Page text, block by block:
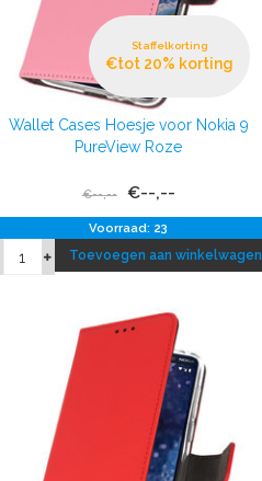
Staffelkorting
€tot 20% korting
Wallet Cases Hoesje voor Nokia 9
PureView Roze
€--,-- €--,--
Voorraad: 23
Toevoegen aan winkelwagen